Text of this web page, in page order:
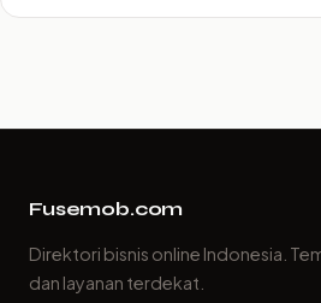
Fusemob.com
Direktori bisnis online Indonesia.
dan layanan terdekat.